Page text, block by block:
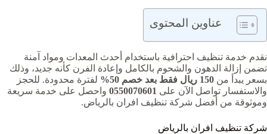
عناوين المحتوى
نقدم خدمة تنظيف احترافية باستخدام أحدث المعدات ومواد آمنة
تضمن إزالة الدهون والشحوم بالكامل وإعادة الفرن كأنه جديد، وذلك
بسعر يبدأ من 150 ريال فقط بعد خصم 50%
لفترة محدودة. للحجز
والاستفسار تواصل الآن على 0550070601 واحصل على خدمة سريعة
وموثوقة من أفضل شركة تنظيف افران بالرياض.
شركة تنظيف افران بالرياض